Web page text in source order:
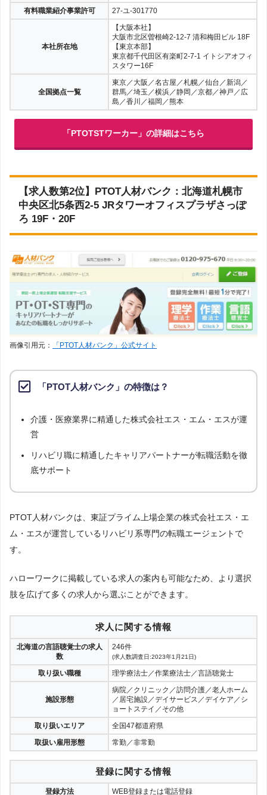
有料職業紹介事業許可 27-ユ-301770
本社所在地
【大阪本社】
大阪市北区曽根崎2-12-7 清和梅田ビル 18F
【東京本部】
東京都千代田区有楽町2-7-1 イトシアオフィ
スタワー16F
全国拠点一覧
東京／大阪／名古屋／札幌／仙台／新潟／
群馬／埼玉／横浜／静岡／京都／神戸／広
島／香川／福岡／熊本
「PTOTSTワーカー」の詳細はこちら
【求人数第2位】PTOT人材バンク：北海道札幌市
中央区北5条西2-5 JRタワーオフィスプラザさっぽ
ろ 19F・20F
画像引用元： 「PTOT人材バンク」公式サイト
「PTOT人材バンク」の特徴は？
介護・医療業界に精通した株式会社エス・エム・エスが運
営
リハビリ職に精通したキャリアパートナーが転職活動を徹
底サポート
PTOT人材バンクは、東証プライム上場企業の株式会社エス・エ
ム・エスが運営しているリハビリ系専門の転職エージェントで
す。
ハローワークに掲載している求人の案内も可能なため、より選択
肢を広げて多くの求人から選ぶことができます。
求人に関する情報
北海道の言語聴覚士の求人
数
246件
(求人数調査日:2023年1月21日)
取り扱い職種 理学療法士／作業療法士／言語聴覚士
施設形態
病院／クリニック／訪問介護／老人ホーム
／居宅施設／デイサービス／デイケア／シ
ョートステイ／その他
取り扱いエリア
全国47都道府県
取扱い雇用形態
常勤／非常勤
登録に関する情報
登録方法 WEB登録または電話登録